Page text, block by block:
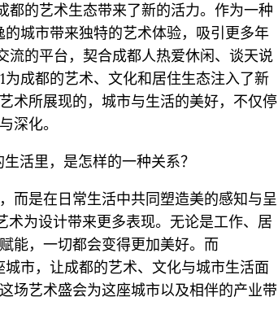
都的艺术生态带来了新的活力。作为一种
城市带来独特的艺术体验，吸引更多年
流的平台，契合成都人热爱休闲、谈天说
成都的艺术、文化和居住生态注入了新
术所展现的，城市与生活的美好，不仅停
深化。
活里，是怎样的一种关系？
而是在日常生活中共同塑造美的感知与呈
为设计带来更多表现。无论是工作、居
能，一切都会变得更加美好。而
市，让成都的艺术、文化与城市生活面
场艺术盛会为这座城市以及相伴的产业带